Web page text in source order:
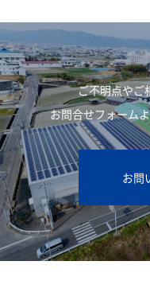
ご不明点やご
お問合せフォーム
お問